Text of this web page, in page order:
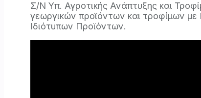
Σ/Ν Υπ. Αγροτικής Ανάπτυξης και
γεωργικών προϊόντων και τροφίμων
Ιδιότυπων Προϊόντων.